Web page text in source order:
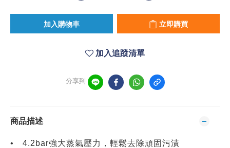
加入購物車 立即購買
加入追蹤清單
分享到
商品描述
• 4.2bar強大蒸氣壓力，輕鬆去除頑固污漬